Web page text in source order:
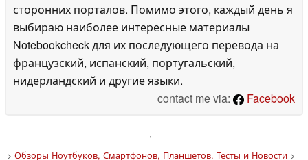
сторонних порталов. Помимо этого, каждый день я
выбираю наиболее интересные материалы
Notebookcheck для их последующего перевода на
французский, испанский, португальский,
нидерландский и другие языки.
contact me via:
Facebook
'
> Обзоры Ноутбуков, Смартфонов, Планшетов. Тесты и Новости>